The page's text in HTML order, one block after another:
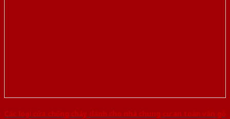
Các loại cửa chống cháy dành cho nhà chung cư an toàn vân gỗ